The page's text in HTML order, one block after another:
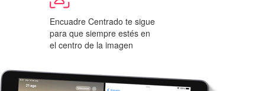
Encuadre Centrado te sigue
para que siempre estés en
el centro de la imagen